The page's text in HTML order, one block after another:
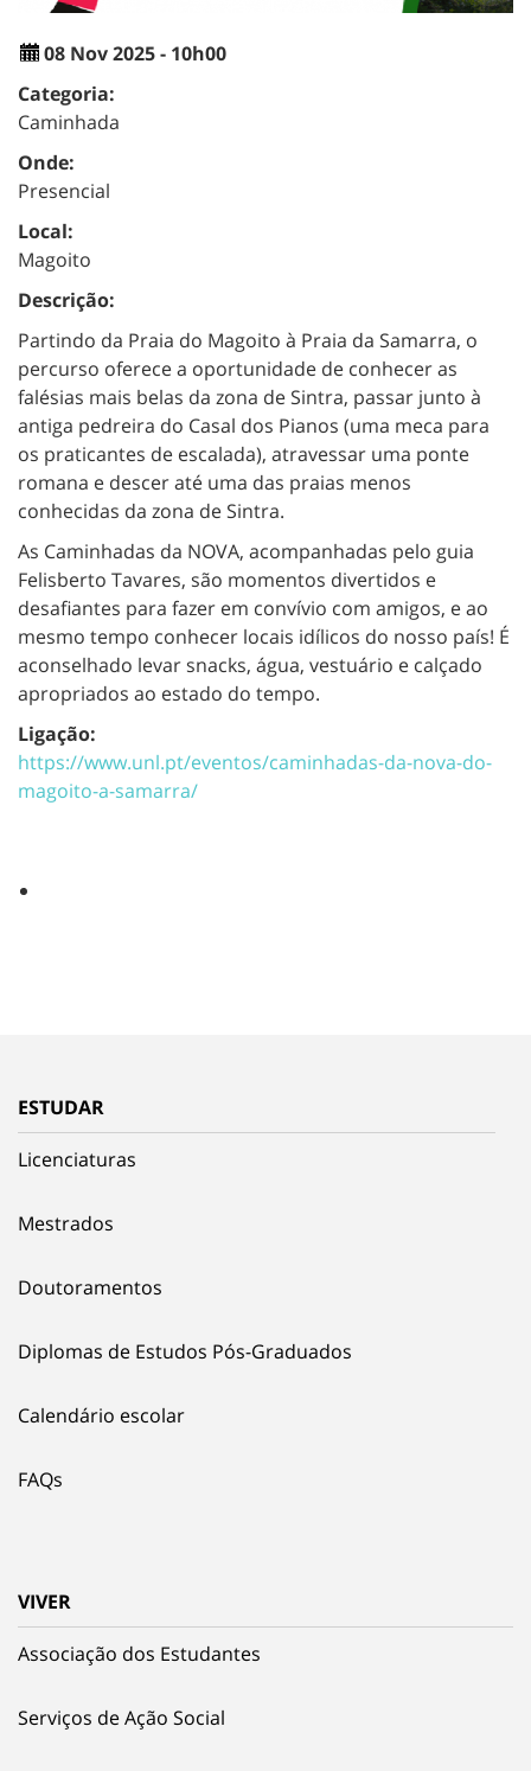
08 Nov 2025 - 10h00
Categoria:
Caminhada
Onde:
Presencial
Local:
Magoito
Descrição:
Partindo da Praia do Magoito à Praia da Samarra, o
percurso oferece a oportunidade de conhecer as
falésias mais belas da zona de Sintra, passar junto à
antiga pedreira do Casal dos Pianos (uma meca para
os praticantes de escalada), atravessar uma ponte
romana e descer até uma das praias menos
conhecidas da zona de Sintra.
As Caminhadas da NOVA, acompanhadas pelo guia
Felisberto Tavares, são momentos divertidos e
desafiantes para fazer em convívio com amigos, e ao
mesmo tempo conhecer locais idílicos do nosso país! É
aconselhado levar snacks, água, vestuário e calçado
apropriados ao estado do tempo.
Ligação:
https://www.unl.pt/eventos/caminhadas-da-nova-do-
magoito-a-samarra/
ESTUDAR
Licenciaturas
Mestrados
Doutoramentos
Diplomas de Estudos Pós-Graduados
Calendário escolar
FAQs
VIVER
Associação dos Estudantes
Serviços de Ação Social